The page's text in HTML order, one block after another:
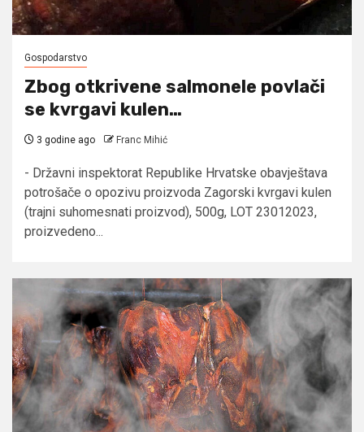
Gospodarstvo
Zbog otkrivene salmonele povlači
se kvrgavi kulen…
3 godine ago Franc Mihić
- Državni inspektorat Republike Hrvatske obavještava
potrošače o opozivu proizvoda Zagorski kvrgavi kulen
(trajni suhomesnati proizvod), 500g, LOT 23012023,
proizvedeno...